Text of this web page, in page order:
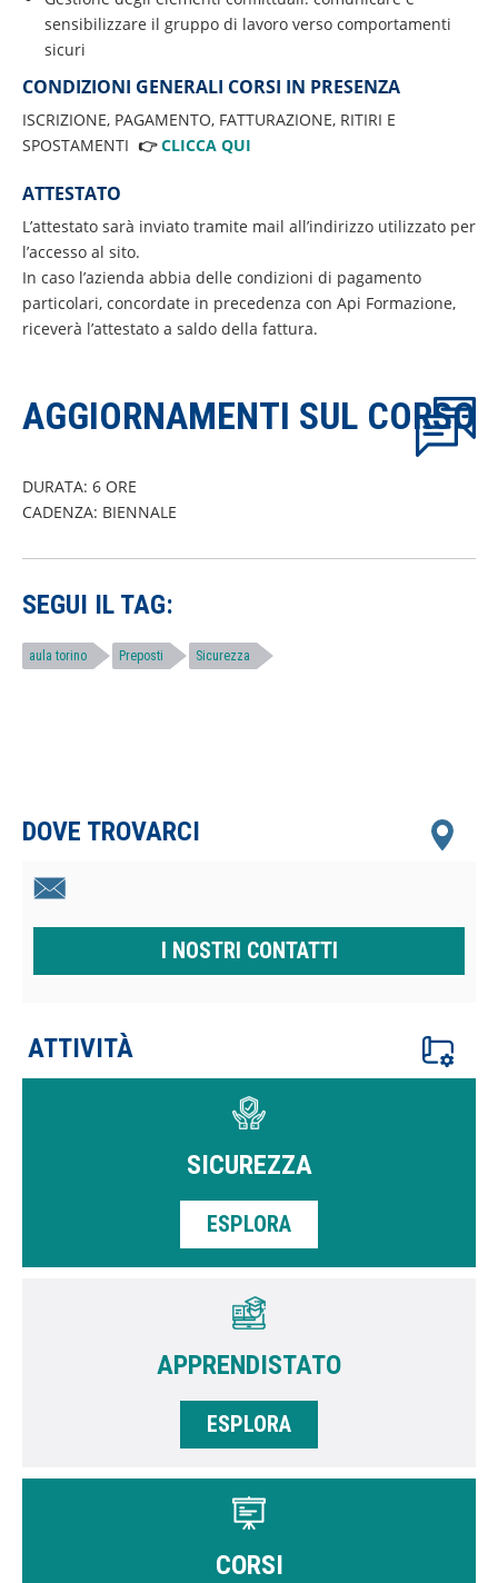
sensibilizzare il gruppo di lavoro verso comportamenti
sicuri
CONDIZIONI GENERALI CORSI IN PRESENZA
ISCRIZIONE, PAGAMENTO, FATTURAZIONE, RITIRI E
SPOSTAMENTI 👉CLICCA QUI
ATTESTATO
L’attestato sarà inviato tramite mail all’indirizzo utilizzato per
l’accesso al sito.
In caso l’azienda abbia delle condizioni di pagamento
particolari, concordate in precedenza con Api Formazione,
riceverà l’attestato a saldo della fattura.
AGGIORNAMENTI SUL CORSO
DURATA: 6 ORE
CADENZA: BIENNALE
SEGUI IL TAG:
aula torino Preposti Sicurezza
DOVE TROVARCI
I NOSTRI CONTATTI
ATTIVITÀ
SICUREZZA
ESPLORA
APPRENDISTATO
ESPLORA
CORSI